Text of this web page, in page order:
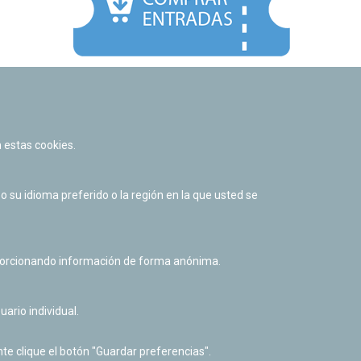
Política de cookies
Derecho de acceso a información pública
cookies.
su idioma preferido o la región en la que usted se
información de forma anónima.
individual.
clique el botón "Guardar preferencias".